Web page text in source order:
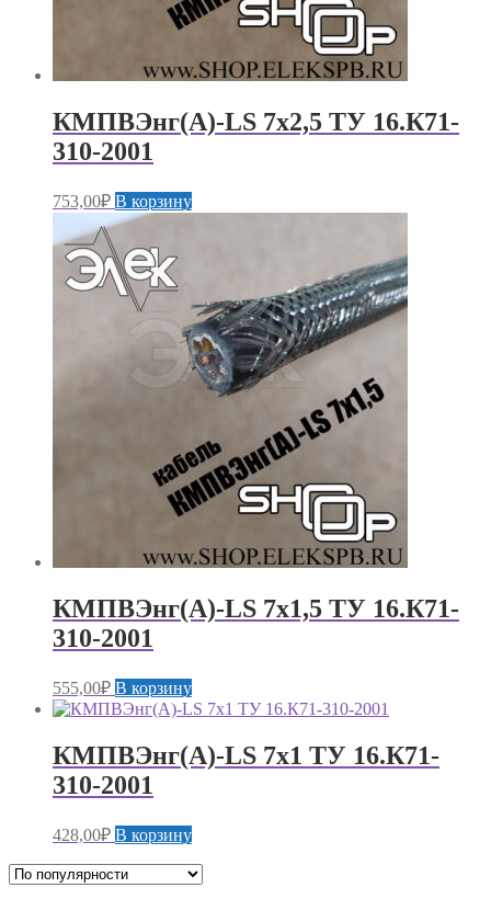
КМПВЭнг(А)-LS 7х2,5 ТУ 16.К71-
310-2001
753,00₽ В корзину
КМПВЭнг(А)-LS 7х1,5 ТУ 16.К71-
310-2001
555,00₽ В корзину
КМПВЭнг(А)-LS 7х1 ТУ 16.К71-
310-2001
428,00₽ В корзину